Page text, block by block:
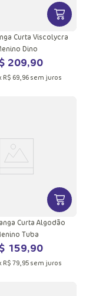
DOVER
Curta Viscolycra
Dino
209,90
R$ 69,96sem juros
DOVER
Curta Algodão
Tuba
159,90
R$ 79,95sem juros